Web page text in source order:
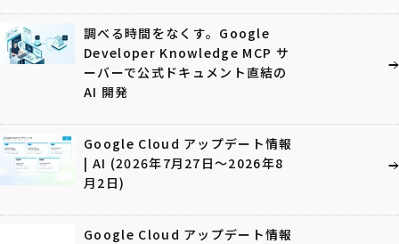
調べる時間をなくす。Google
Developer Knowledge MCP サ
ーバーで公式ドキュメント直結の
AI 開発
Google Cloud アップデート情報
| AI (2026年7月27日〜2026年8
月2日)
Google Cloud アップデート情報